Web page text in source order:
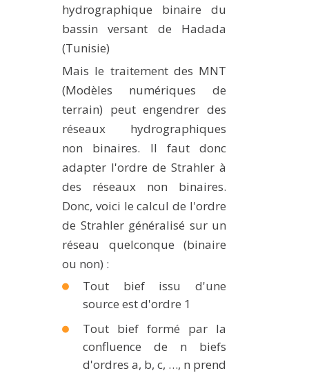
hydrographique binaire du
bassin versant de Hadada
(Tunisie)
Mais le traitement des MNT
(Modèles numériques de
terrain) peut engendrer des
réseaux hydrographiques
non binaires. Il faut donc
adapter l'ordre de Strahler à
des réseaux non binaires.
Donc, voici le calcul de l'ordre
de Strahler généralisé sur un
réseau quelconque (binaire
ou non) :
Tout bief issu d'une
source est d'ordre 1
Tout bief formé par la
confluence de n biefs
d'ordres a, b, c, …, n prend